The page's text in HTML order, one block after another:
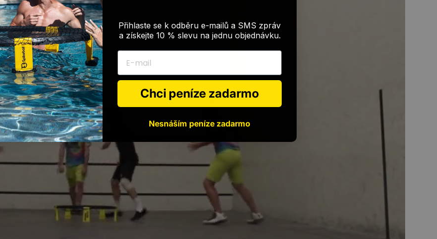
Přihlaste se k odběru e-mailů a SMS zpráv
a získejte 10 % slevu na jednu objednávku.
E-mail
Chci peníze zadarmo
Nesnáším peníze zadarmo